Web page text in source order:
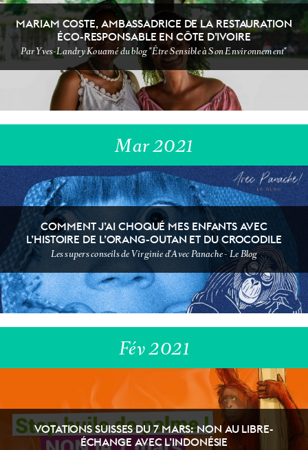
NON CLASSÉ
VIDEOOOOO
DIY & BEAUTY ECOLOGEEK
FOOOOOOD T'AS VU ÇA ?
MARIAM COSTE, AMBASSADRICE DE LA RESTAURATION
ÉCO-RESPONSABLE EN CÔTE D’IVOIRE
Par Yves-Landry Kouamé du blog "Être Sensible à Son Environnement"
Mar 2021
COMMENT J’AI CHOQUÉ MES ENFANTS AVEC
L’HISTOIRE DE L’ORANG-OUTAN ET DU CROCODILE
Les supers conseils de Virginie d'Avec Panache - Le Blog
Fév 2021
VOTATIONS SUISSES DU 7 MARS: NON AU LIBRE-
ÉCHANGE AVEC L’INDONÉSIE